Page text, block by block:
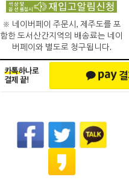
※ 네이버페이 주문시, 제주도를 포
함한 도서산간지역의 배송료는 네이
버페이와 별도로 청구됩니다.